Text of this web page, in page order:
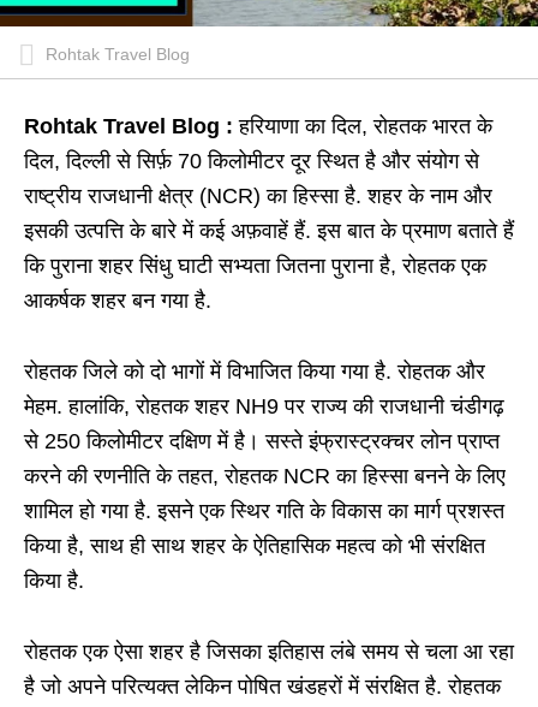
Rohtak Travel Blog
Rohtak Travel Blog : हरियाणा का दिल, रोहतक भारत के
दिल, दिल्ली से सिर्फ़ 70 किलोमीटर दूर स्थित है और संयोग से
राष्ट्रीय राजधानी क्षेत्र (NCR) का हिस्सा है. शहर के नाम और
इसकी उत्पत्ति के बारे में कई अफ़वाहें हैं. इस बात के प्रमाण बताते हैं
कि पुराना शहर सिंधु घाटी सभ्यता जितना पुराना है, रोहतक एक
आकर्षक शहर बन गया है.
रोहतक जिले को दो भागों में विभाजित किया गया है. रोहतक और
मेहम. हालांकि, रोहतक शहर NH9 पर राज्य की राजधानी चंडीगढ़
से 250 किलोमीटर दक्षिण में है। सस्ते इंफ्रास्ट्रक्चर लोन प्राप्त
करने की रणनीति के तहत, रोहतक NCR का हिस्सा बनने के लिए
शामिल हो गया है. इसने एक स्थिर गति के विकास का मार्ग प्रशस्त
किया है, साथ ही साथ शहर के ऐतिहासिक महत्व को भी संरक्षित
किया है.
रोहतक एक ऐसा शहर है जिसका इतिहास लंबे समय से चला आ रहा
है जो अपने परित्यक्त लेकिन पोषित खंडहरों में संरक्षित है. रोहतक